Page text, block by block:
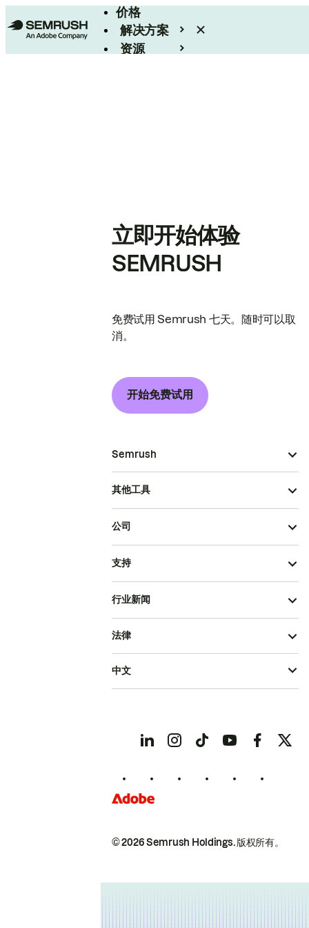
价格
解决方案
资源
立即开始体验
SEMRUSH
免费试用 Semrush 七天。随时可以取
消。
开始免费试用
Semrush
其他工具
公司
支持
行业新闻
© 2026 Semrush Holdings.版权所有。
法律
中文